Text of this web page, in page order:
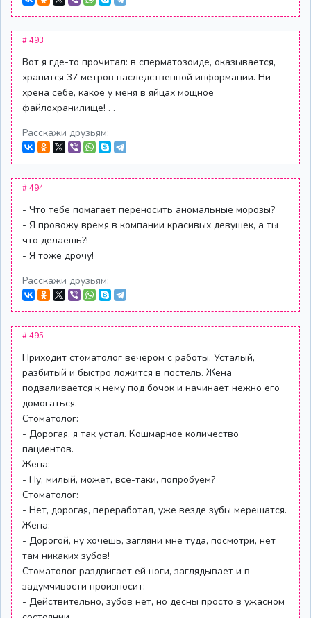
# 493
Вот я где-то прочитал: в сперматозоиде, оказывается,
хранится 37 метров наследственной информации. Ни
хрена себе, какое у меня в яйцах мощное
файлохранилище! . .
Расскажи друзьям:
# 494
- Что тебе помагает переносить аномальные морозы?
- Я провожу время в компании красивых девушек, а ты
что делаешь?!
- Я тоже дрочу!
Расскажи друзьям:
# 495
Приходит стоматолог вечером с работы. Усталый,
разбитый и быстро ложится в постель. Жена
подваливается к нему под бочок и начинает нежно его
домогаться.
Стоматолог:
- Дорогая, я так устал. Кошмарное количество
пациентов.
Жена:
- Ну, милый, может, все-таки, попробуем?
Стоматолог:
- Нет, дорогая, переработал, уже везде зубы мерещатся.
Жена:
- Дорогой, ну хочешь, загляни мне туда, посмотри, нет
там никаких зубов!
Стоматолог раздвигает ей ноги, заглядывает и в
задумчивости произносит:
- Действительно, зубов нет, но десны просто в ужасном